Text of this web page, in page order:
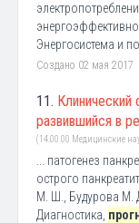
Энергосистема и
Создано 02 мая 2017
11. Клинический
развившийся в
(14.00.00 Медицинские
... патогенез
острого
М. Ш., Будурова М.
Диагностика,